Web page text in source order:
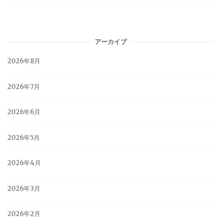
アーカイブ
2026年8月
2026年7月
2026年6月
2026年5月
2026年4月
2026年3月
2026年2月